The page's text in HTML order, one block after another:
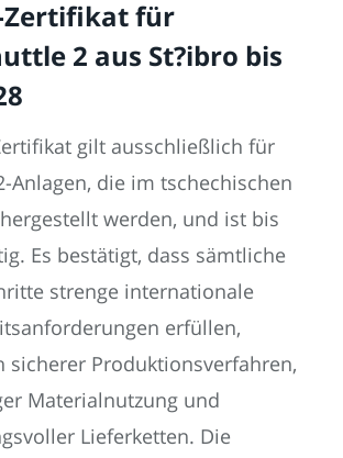
Zertifikat für
2 aus St?ibro bis
gilt ausschließlich für
Anlagen, die im tschechischen
werden, und ist bis
Es bestätigt, dass sämtliche
strenge internationale
erfüllen,
sicherer Produktionsverfahren,
Materialnutzung und
Lieferketten. Die